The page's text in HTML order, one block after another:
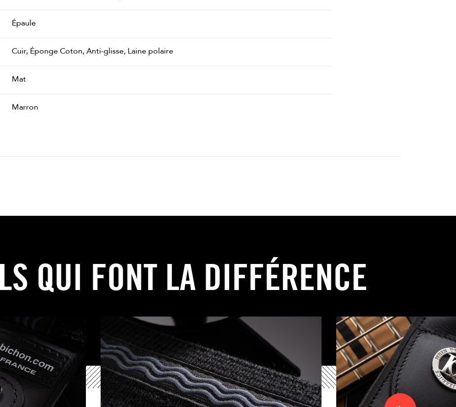
Épaule
Cuir, Éponge Coton, Anti-glisse, Laine polaire
Mat
Marron
QUI FONT LA DIFFÉRENCE